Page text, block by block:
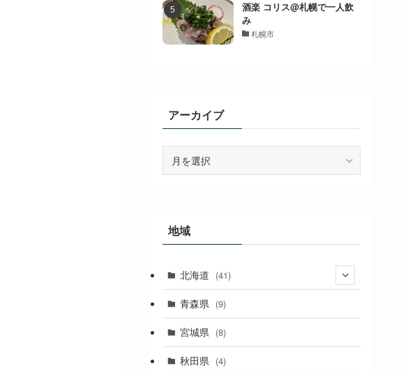
酒楽 コリス@札幌で一人飲
み
札幌市
アーカイブ
地域
北海道 (41)
(27)
(2)
(1)
青森県 (9)
宮城県 (8)
秋田県 (4)